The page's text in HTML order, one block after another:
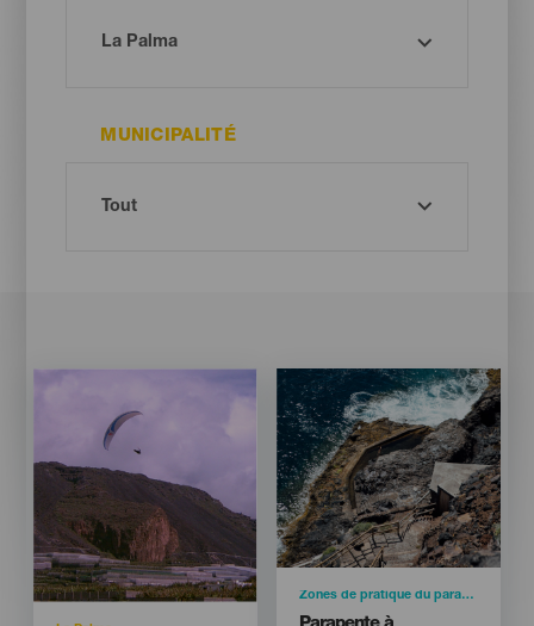
MUNICIPALITÉ
Imagen
Listado
Imagen
Categoría Zones de pratique du parapente